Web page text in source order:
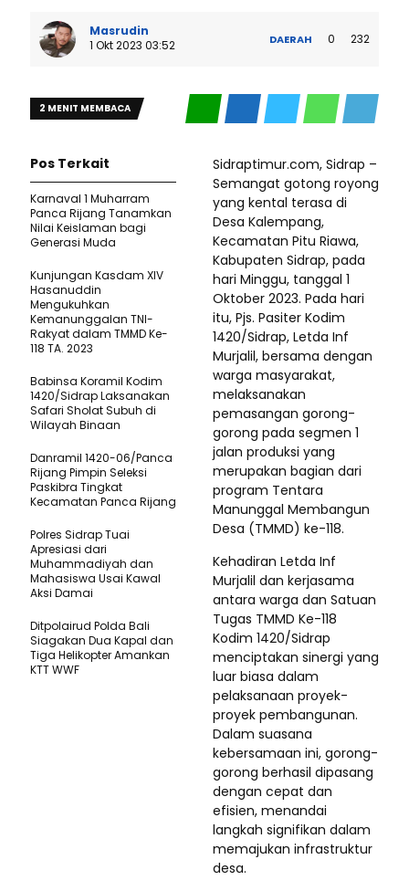
Masrudin
1 Okt 2023 03:52
DAERAH 0 232
2 MENIT MEMBACA
Sidraptimur.com, Sidrap –
Semangat gotong royong
yang kental terasa di
Desa Kalempang,
Kecamatan Pitu Riawa,
Kabupaten Sidrap, pada
hari Minggu, tanggal 1
Oktober 2023. Pada hari
itu, Pjs. Pasiter Kodim
1420/Sidrap, Letda Inf
Murjalil, bersama dengan
warga masyarakat,
melaksanakan
pemasangan gorong-
gorong pada segmen 1
jalan produksi yang
merupakan bagian dari
program Tentara
Manunggal Membangun
Desa (TMMD) ke-118.
Kehadiran Letda Inf
Murjalil dan kerjasama
antara warga dan Satuan
Tugas TMMD Ke-118
Kodim 1420/Sidrap
menciptakan sinergi yang
luar biasa dalam
pelaksanaan proyek-
proyek pembangunan.
Dalam suasana
kebersamaan ini, gorong-
gorong berhasil dipasang
dengan cepat dan
efisien, menandai
langkah signifikan dalam
memajukan infrastruktur
desa.
Pos Terkait
Karnaval 1 Muharram
Panca Rijang Tanamkan
Nilai Keislaman bagi
Generasi Muda
Kunjungan Kasdam XIV
Hasanuddin
Mengukuhkan
Kemanunggalan TNI-
Rakyat dalam TMMD Ke-
118 TA. 2023
Babinsa Koramil Kodim
1420/Sidrap Laksanakan
Safari Sholat Subuh di
Wilayah Binaan
Danramil 1420-06/Panca
Rijang Pimpin Seleksi
Paskibra Tingkat
Kecamatan Panca Rijang
Polres Sidrap Tuai
Apresiasi dari
Muhammadiyah dan
Mahasiswa Usai Kawal
Aksi Damai
Ditpolairud Polda Bali
Siagakan Dua Kapal dan
Tiga Helikopter Amankan
KTT WWF